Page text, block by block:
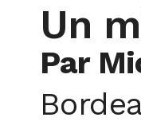
Un
Par